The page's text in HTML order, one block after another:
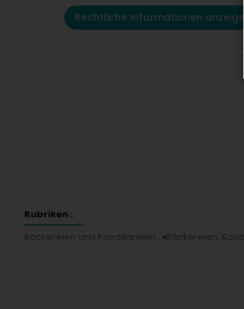
Rechtliche Informationen anzeigen
Rubriken :
Bäckereien und Konditoreien
Bäckereien,